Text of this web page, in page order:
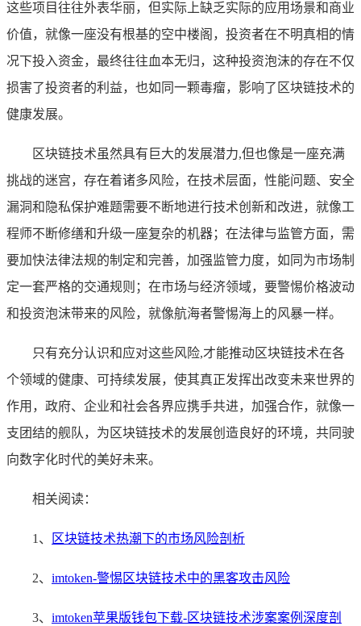
这些项目往往外表华丽，但实际上缺乏实际的应用场景和商业
价值，就像一座没有根基的空中楼阁，投资者在不明真相的情
况下投入资金，最终往往血本无归，这种投资泡沫的存在不仅
损害了投资者的利益，也如同一颗毒瘤，影响了区块链技术的
健康发展。
区块链技术虽然具有巨大的发展潜力,但也像是一座充满
挑战的迷宫，存在着诸多风险，在技术层面，性能问题、安全
漏洞和隐私保护难题需要不断地进行技术创新和改进，就像工
程师不断修缮和升级一座复杂的机器；在法律与监管方面，需
要加快法律法规的制定和完善，加强监管力度，如同为市场制
定一套严格的交通规则；在市场与经济领域，要警惕价格波动
和投资泡沫带来的风险，就像航海者警惕海上的风暴一样。
只有充分认识和应对这些风险,才能推动区块链技术在各
个领域的健康、可持续发展，使其真正发挥出改变未来世界的
作用，政府、企业和社会各界应携手共进，加强合作，就像一
支团结的舰队，为区块链技术的发展创造良好的环境，共同驶
向数字化时代的美好未来。
相关阅读：
1、 区块链技术热潮下的市场风险剖析
2、 imtoken-警惕区块链技术中的黑客攻击风险
3、 imtoken苹果版钱包下载-区块链技术涉案案例深度剖